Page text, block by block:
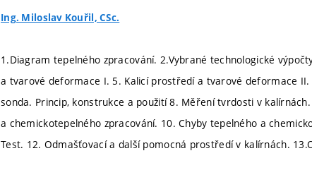
Ing. Miloslav Kouřil, CSc.
1.Diagram tepelného zpracování. 2.Vybrané technologické
a tvarové deformace I. 5. Kalicí prostředí a tvarové deformace
sonda. Princip, konstrukce a použití 8. Měření tvrdosti v
a chemickotepelného zpracování. 10. Chyby tepelného a
Test. 12. Odmašťovací a další pomocná prostředí v kalírnách.